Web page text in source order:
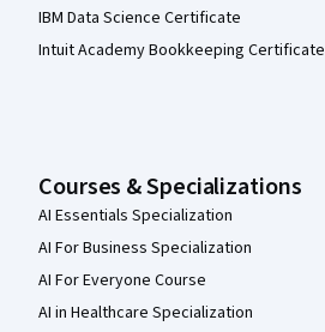
IBM Data Science Certificate
Intuit Academy Bookkeeping Certificate
Courses & Specializations
AI Essentials Specialization
AI For Business Specialization
AI For Everyone Course
AI in Healthcare Specialization